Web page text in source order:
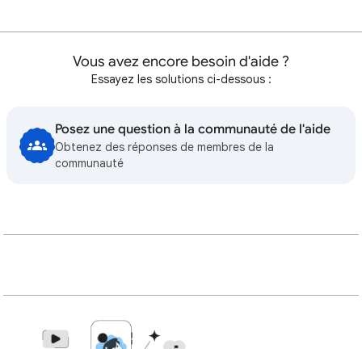
Vous avez encore besoin d'aide ?
Essayez les solutions ci-dessous :
Posez une question à la communauté de l'aide
Obtenez des réponses de membres de la
communauté